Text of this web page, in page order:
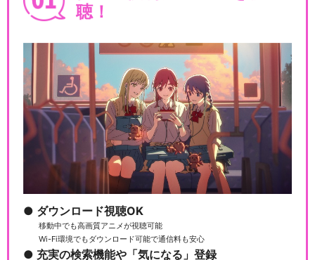
聴！
ダウンロード視聴OK
移動中でも高画質アニメが視聴可能
Wi-Fi環境でもダウンロード可能で通信料も安心
充実の検索機能や「気になる」登録